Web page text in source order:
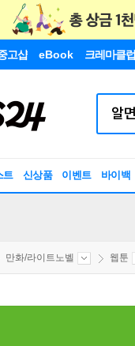
고샵 eBook 크레마클럽
트 신상품 이벤트 바이백
만화/라이트노벨 웹툰